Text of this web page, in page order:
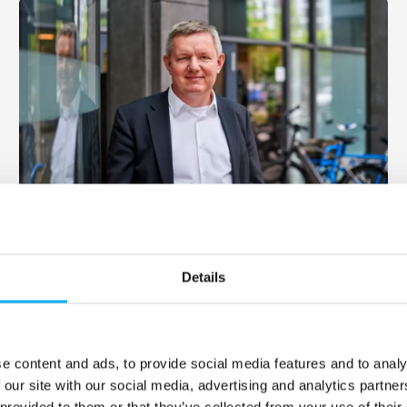
Details
content and ads, to provide social media features and to
site with our social media, advertising and analytics
om vi kan reparere noget af det ødelagte.
virkelighed
EOTech Talk Stage Dansk
- 13:45
Cyber Security